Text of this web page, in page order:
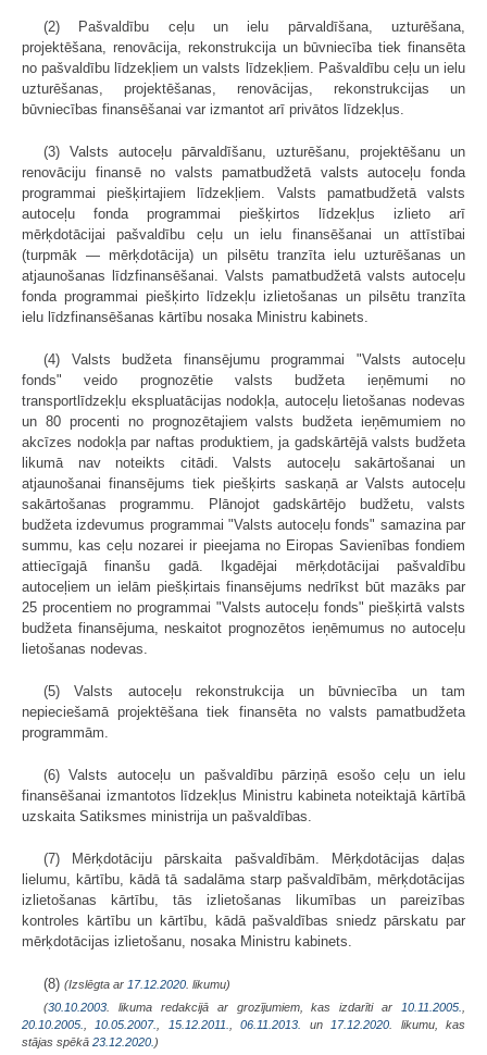
(2) Pašvaldību ceļu un ielu pārvaldīšana, uzturēšana,
projektēšana, renovācija, rekonstrukcija un būvniecība tiek finansēta
no pašvaldību līdzekļiem un valsts līdzekļiem. Pašvaldību ceļu un ielu
uzturēšanas, projektēšanas, renovācijas, rekonstrukcijas un
būvniecības finansēšanai var izmantot arī privātos līdzekļus.
(3) Valsts autoceļu pārvaldīšanu, uzturēšanu, projektēšanu un
renovāciju finansē no valsts pamatbudžetā valsts autoceļu fonda
programmai piešķirtajiem līdzekļiem. Valsts pamatbudžetā valsts
autoceļu fonda programmai piešķirtos līdzekļus izlieto arī
mērķdotācijai pašvaldību ceļu un ielu finansēšanai un attīstībai
(turpmāk — mērķdotācija) un pilsētu tranzīta ielu uzturēšanas un
atjaunošanas līdzfinansēšanai. Valsts pamatbudžetā valsts autoceļu
fonda programmai piešķirto līdzekļu izlietošanas un pilsētu tranzīta
ielu līdzfinansēšanas kārtību nosaka Ministru kabinets.
(4) Valsts budžeta finansējumu programmai "Valsts autoceļu
fonds" veido prognozētie valsts budžeta ieņēmumi no
transportlīdzekļu ekspluatācijas nodokļa, autoceļu lietošanas nodevas
un 80 procenti no prognozētajiem valsts budžeta ieņēmumiem no
akcīzes nodokļa par naftas produktiem, ja gadskārtējā valsts budžeta
likumā nav noteikts citādi. Valsts autoceļu sakārtošanai un
atjaunošanai finansējums tiek piešķirts saskaņā ar Valsts autoceļu
sakārtošanas programmu. Plānojot gadskārtējo budžetu, valsts
budžeta izdevumus programmai "Valsts autoceļu fonds" samazina par
summu, kas ceļu nozarei ir pieejama no Eiropas Savienības fondiem
attiecīgajā finanšu gadā. Ikgadējai mērķdotācijai pašvaldību
autoceļiem un ielām piešķirtais finansējums nedrīkst būt mazāks par
25 procentiem no programmai "Valsts autoceļu fonds" piešķirtā valsts
budžeta finansējuma, neskaitot prognozētos ieņēmumus no autoceļu
lietošanas nodevas.
(5) Valsts autoceļu rekonstrukcija un būvniecība un tam
nepieciešamā projektēšana tiek finansēta no valsts pamatbudžeta
programmām.
(6) Valsts autoceļu un pašvaldību pārziņā esošo ceļu un ielu
finansēšanai izmantotos līdzekļus Ministru kabineta noteiktajā kārtībā
uzskaita Satiksmes ministrija un pašvaldības.
(7) Mērķdotāciju pārskaita pašvaldībām. Mērķdotācijas daļas
lielumu, kārtību, kādā tā sadalāma starp pašvaldībām, mērķdotācijas
izlietošanas kārtību, tās izlietošanas likumības un pareizības
kontroles kārtību un kārtību, kādā pašvaldības sniedz pārskatu par
mērķdotācijas izlietošanu, nosaka Ministru kabinets.
(8) (Izslēgta ar 17.12.2020 . likumu)
(30.10.2003 . likuma redakcijā ar grozījumiem, kas izdarīti ar 10.11.2005.
20.10.2005.
10.05.2007. 15.12.2011. ,06.11.2013. un 17.12.2020 . likumu, kas
stājas spēkā 23.12.2020. )